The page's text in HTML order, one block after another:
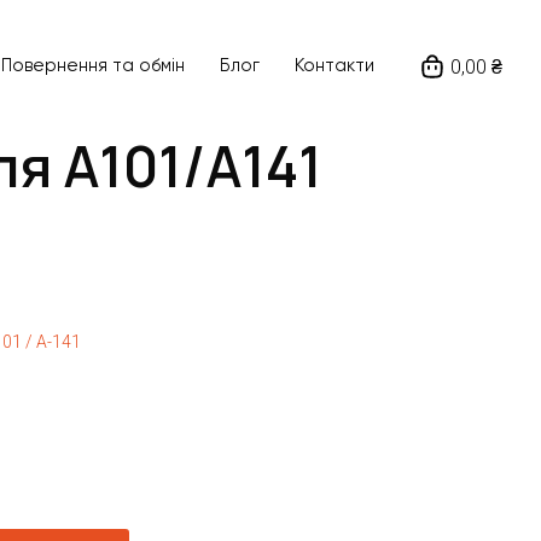
Повернення та обмін Блог Контакти 0,00 ₴
A101/A141
/ A-141